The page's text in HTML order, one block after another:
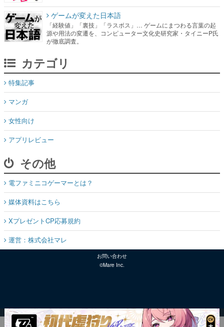
ゲームが変えた日本語
「経験値」「裏技」「ラスボス」… ゲームにまつわる言葉の起
源や用法の変遷を、コンピューター文化史研究家・タイニーP氏
が徹底調査。
カテゴリ
特集記事
マンガ
女性向け
アプリレビュー
その他
電ファミニコゲーマーとは？
媒体資料はこちら
XプレゼントCP応募規約
運営：株式会社マレ
お問い合わせ
©Mare Inc.